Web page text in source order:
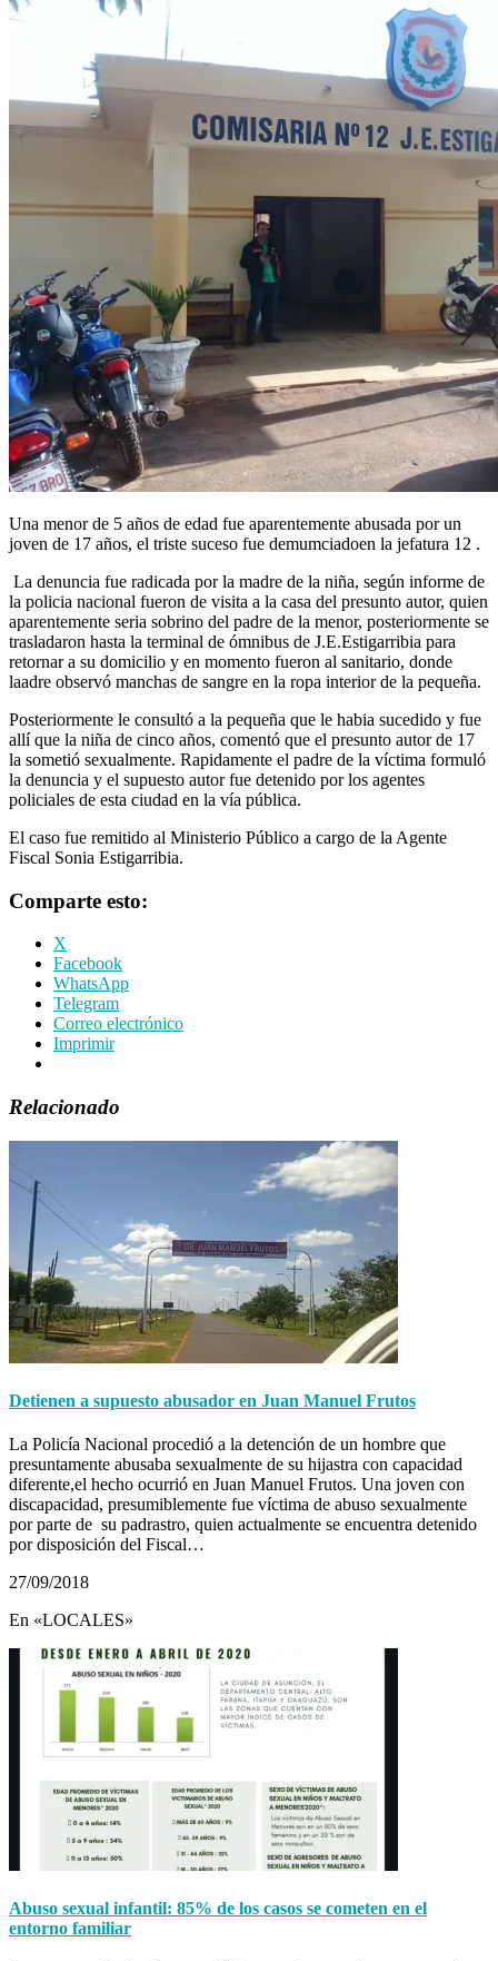
Buscar:
Una menor de 5 años de edad fue aparentemente abusada por un
joven de 17 años, el triste suceso fue demumciadoen la jefatura 12 .
️ La denuncia fue radicada por la madre de la niña, según informe de
la policia nacional fueron de visita a la casa del presunto autor, quien
aparentemente seria sobrino del padre de la menor, posteriormente se
trasladaron hasta la terminal de ómnibus de J.E.Estigarribia para
retornar a su domicilio y en momento fueron al sanitario, donde
laadre observó manchas de sangre en la ropa interior de la pequeña.
️Posteriormente le consultó a la pequeña que le habia sucedido y fue
allí que la niña de cinco años, comentó que el presunto autor de 17
la sometió sexualmente. Rapidamente el padre de la víctima formuló
la denuncia y el supuesto autor fue detenido por los agentes
policiales de esta ciudad en la vía pública.
El caso fue remitido al Ministerio Público a cargo de la Agente
Fiscal Sonia Estigarribia.
Comparte esto:
X
Facebook
WhatsApp
Telegram
Correo electrónico
Imprimir
Relacionado
Detienen a supuesto abusador en Juan Manuel Frutos
La Policía Nacional procedió a la detención de un hombre que
presuntamente abusaba sexualmente de su hijastra con capacidad
diferente,el hecho ocurrió en Juan Manuel Frutos. Una joven con
discapacidad, presumiblemente fue víctima de abuso sexualmente
por parte de su padrastro, quien actualmente se encuentra detenido
por disposición del Fiscal…
27/09/2018
En «LOCALES»
Abuso sexual infantil: 85% de los casos se cometen en el
entorno familiar